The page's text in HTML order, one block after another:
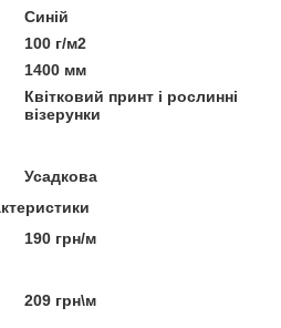
Синій
100 г/м2
1400 мм
Квітковий принт і рослинні
візерунки
Усадкова
190 грн/м
209 грн\м